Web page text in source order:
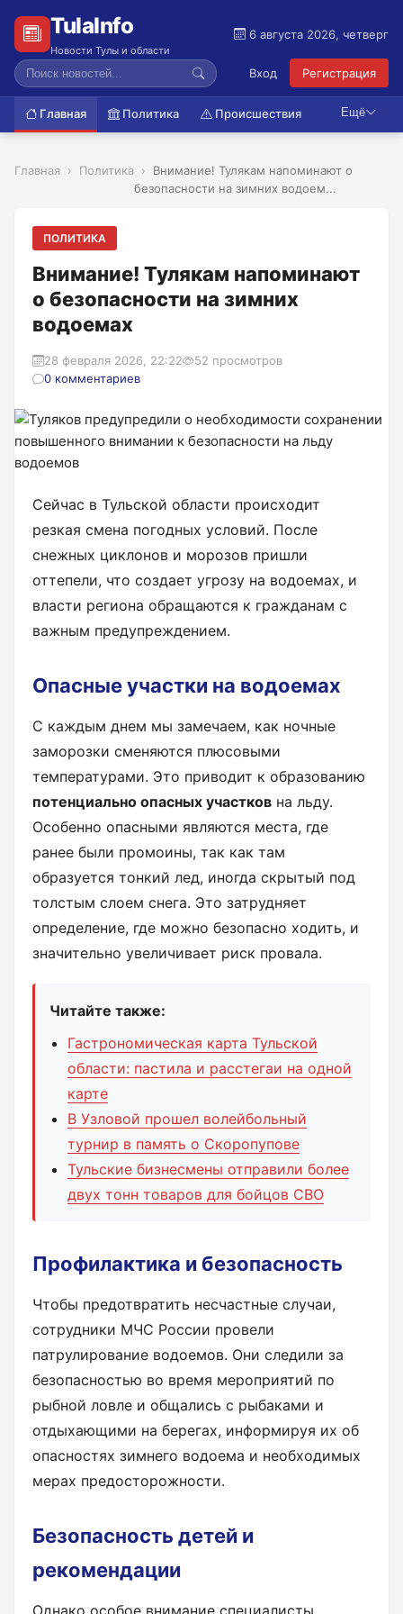
TulaInfo
Новости Тулы и области
6 августа 2026, четверг
Вход Регистрация
Главная Политика Происшествия Ещё
Главная Политика
Внимание! Тулякам напоминают о
безопасности на зимних водоем...
ПОЛИТИКА
Внимание! Тулякам напоминают
о безопасности на зимних
водоемах
28 февраля 2026, 22:22
52 просмотров
0 комментариев
Сейчас в Тульской области происходит
резкая смена погодных условий. После
снежных циклонов и морозов пришли
оттепели, что создает угрозу на водоемах, и
власти региона обращаются к гражданам с
важным предупреждением.
Опасные участки на водоемах
С каждым днем мы замечаем, как ночные
заморозки сменяются плюсовыми
температурами. Это приводит к образованию
потенциально опасных участков на льду.
Особенно опасными являются места, где
ранее были промоины, так как там
образуется тонкий лед, иногда скрытый под
толстым слоем снега. Это затрудняет
определение, где можно безопасно ходить, и
значительно увеличивает риск провала.
Читайте также:
Гастрономическая карта Тульской
области: пастила и расстегаи на одной
карте
В Узловой прошел волейбольный
турнир в память о Скоропупове
Тульские бизнесмены отправили более
двух тонн товаров для бойцов СВО
Профилактика и безопасность
Чтобы предотвратить несчастные случаи,
сотрудники МЧС России провели
патрулирование водоемов. Они следили за
безопасностью во время мероприятий по
рыбной ловле и общались с рыбаками и
отдыхающими на берегах, информируя их об
опасностях зимнего водоема и необходимых
мерах предосторожности.
Безопасность детей и
рекомендации
Однако особое внимание специалисты